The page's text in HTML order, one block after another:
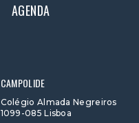
AGENDA
CAMPOLIDE
Colégio Almada Negreiros
1099-085 Lisboa